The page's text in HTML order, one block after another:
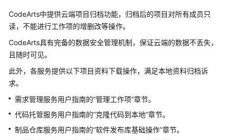
计
费
明
快
门
户
CodeArts中提供云端项目归档功能，归档后的项目对所有成员只
读，不能进行工作项的增删改等操作。
CodeArts具有完备的数据安全管理机制，保证云端的数据不丢失，
且随时可见。
此外，各服务提供以下项目资料下载操作，满足本地资料归档诉
求。
需求管理服务用户指南的“管理工作项”章节。
代码托管服务用户指南的“克隆代码到本地”章节。
制品仓库服务用户指南的“软件发布库基础操作”章节。